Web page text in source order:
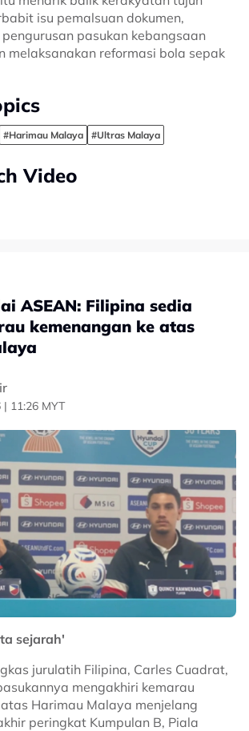
isu pemalsuan dokumen,
pasukan kebangsaan
melaksanakan reformasi bola sepak
#Harimau Malaya #Ultras Malaya
Video
ASEAN: Filipina sedia
kemenangan ke atas
11:26 MYT
sejarah'
jurulatih Filipina, Carles Cuadrat,
mengakhiri kemarau
Harimau Malaya menjelang
peringkat Kumpulan B, Piala